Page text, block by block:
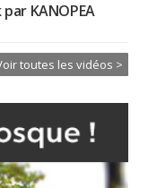
KANOPEA
toutes les vidéos >